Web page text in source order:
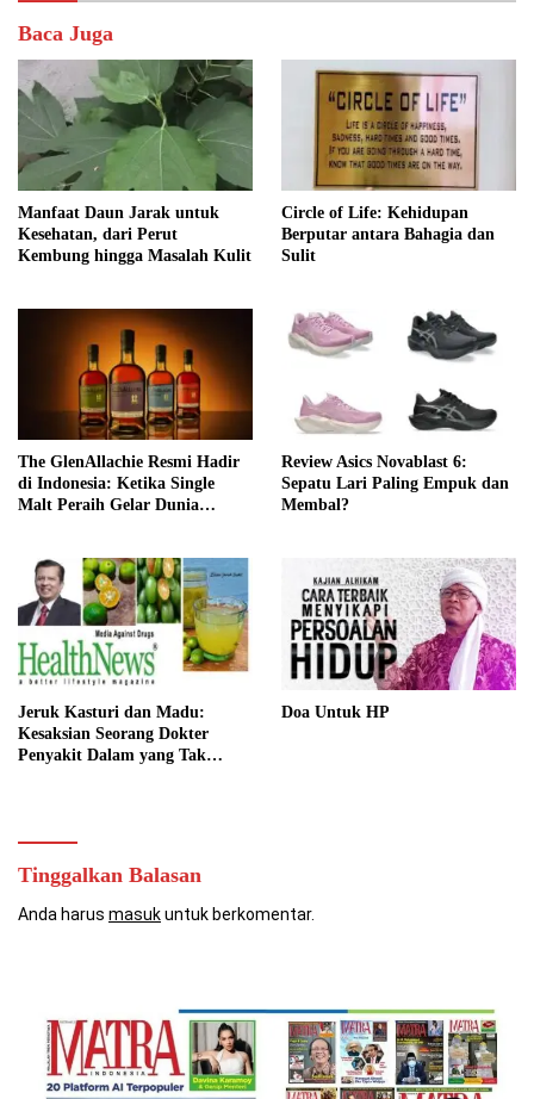
Baca Juga
Manfaat Daun Jarak untuk
Kesehatan, dari Perut
Kembung hingga Masalah Kulit
Circle of Life: Kehidupan
Berputar antara Bahagia dan
Sulit
The GlenAllachie Resmi Hadir
di Indonesia: Ketika Single
Malt Peraih Gelar Dunia
Review Asics Novablast 6:
Sepatu Lari Paling Empuk dan
Membal?
Jeruk Kasturi dan Madu:
Kesaksian Seorang Dokter
Penyakit Dalam yang Tak
Doa Untuk HP
Tinggalkan Balasan
Anda harus masukuntuk berkomentar.